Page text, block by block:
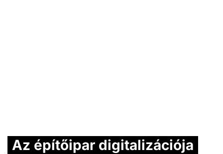
Az építőipar digitalizációja